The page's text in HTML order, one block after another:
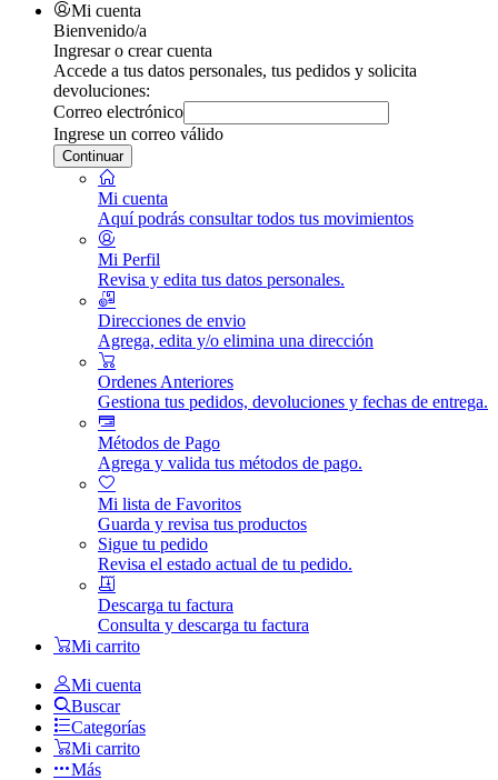
Mi cuenta
Bienvenido/a
Ingresar o crear cuenta
Accede a tus datos personales, tus pedidos y solicita
devoluciones:
Correo electrónico
Ingrese un correo válido
Continuar
Mi cuenta
Aquí podrás consultar todos tus movimientos
Mi Perfil
Revisa y edita tus datos personales.
Direcciones de envio
Agrega, edita y/o elimina una dirección
Ordenes Anteriores
Gestiona tus pedidos, devoluciones y fechas de entrega.
Métodos de Pago
Agrega y valida tus métodos de pago.
Mi lista de Favoritos
Guarda y revisa tus productos
Sigue tu pedido
Revisa el estado actual de tu pedido.
Descarga tu factura
Consulta y descarga tu factura
Mi carrito
Mi cuenta
Buscar
Categorías
Mi carrito
Más